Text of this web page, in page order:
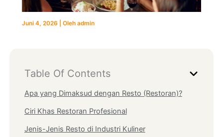
Juni 4, 2026 | Oleh admin
Table Of Contents
Apa yang Dimaksud dengan Resto (Restoran)?
Ciri Khas Restoran Profesional
Jenis-Jenis Resto di Industri Kuliner